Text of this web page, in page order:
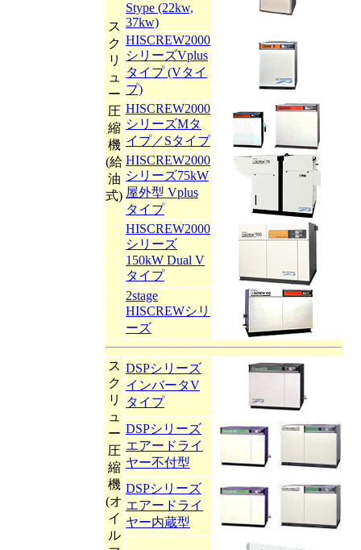
ス
ク
リ
ュ
ー
圧
縮
機
(給
油
式)
Stype (22kw,
37kw)
HISCREW2000
シリーズVplus
タイプ (Vタイ
プ)
HISCREW2000
シリーズMタ
イプ／Sタイプ
HISCREW2000
シリーズ75kW
屋外型 Vplus
タイプ
HISCREW2000
シリーズ
150kW Dual V
タイプ
2stage
HISCREWシリ
ーズ
ス
ク
リ
ュ
ー
圧
縮
機
(オ
イ
ル
DSPシリーズ
インバータV
タイプ
DSPシリーズ
エアードライ
ヤー不付型
DSPシリーズ
エアードライ
ヤー内蔵型